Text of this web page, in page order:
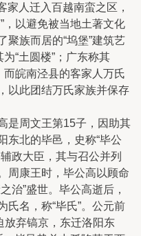
家人迁入百越南蛮之区，
，以避免被当地土著文化
聚族而居的“坞堡”建筑艺
“土圆楼”；广东称其
而皖南泾县的客家人万氏
以此团结万氏家族并保存
是周文王第15子，因助其
东北的毕邑，史称“毕公
政大臣，其与召公并列
周康王时，毕公高以顾命
治”盛世。毕公高逝后，
氏名，称“毕氏”。公元前
放弃镐京，东迁洛阳东